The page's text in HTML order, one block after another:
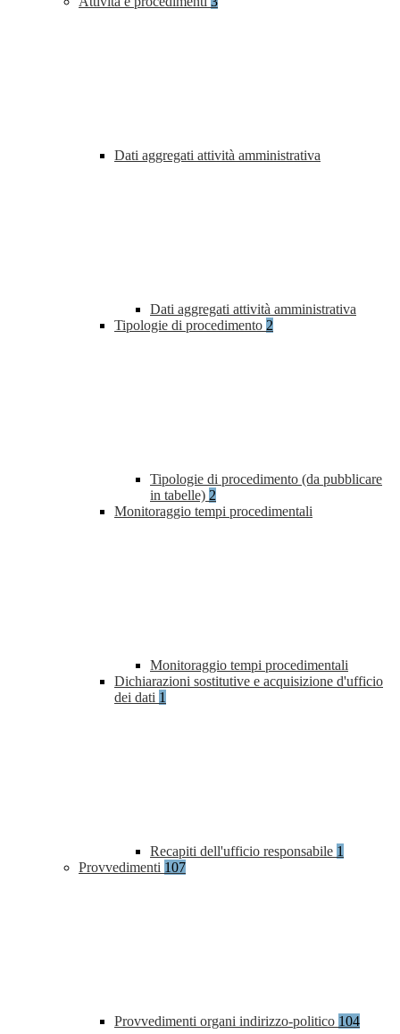
Dati aggregati attività amministrativa
Dati aggregati attività amministrativa
Tipologie di procedimento 2
Tipologie di procedimento (da pubblicare
in tabelle) 2
Monitoraggio tempi procedimentali
Monitoraggio tempi procedimentali
Dichiarazioni sostitutive e acquisizione d'ufficio
dei dati 1
Recapiti dell'ufficio responsabile 1
Provvedimenti 107
Provvedimenti organi indirizzo-politico 104